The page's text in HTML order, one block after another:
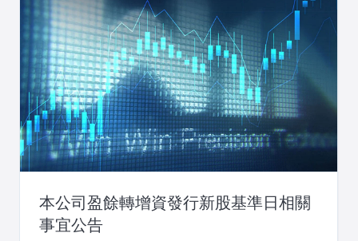
本公司盈餘轉增資發行新股基準日相關
事宜公告